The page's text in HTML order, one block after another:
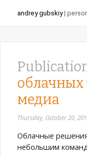
andrey gubskiy|
облачных
медиа
Thursday, October 20,
Облачные
небольшим